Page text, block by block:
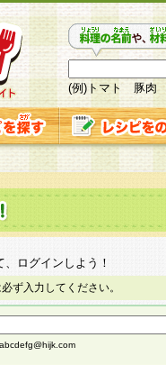
(例)トマト 豚肉
ログインしよう！
ず入力してください。